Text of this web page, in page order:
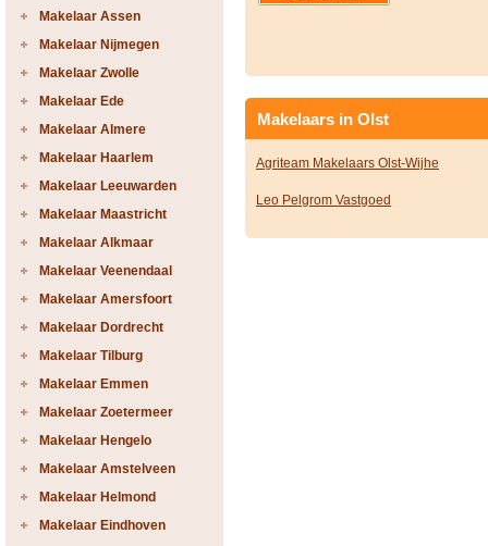
Makelaar Assen
Makelaar Nijmegen
Makelaar Zwolle
Makelaar Ede
Makelaar Almere
Makelaar Haarlem
Makelaar Leeuwarden
Makelaar Maastricht
Makelaar Alkmaar
Makelaar Veenendaal
Makelaar Amersfoort
Makelaar Dordrecht
Makelaar Tilburg
Makelaar Emmen
Makelaar Zoetermeer
Makelaar Hengelo
Makelaar Amstelveen
Makelaar Helmond
Makelaar Eindhoven
Makelaars in Olst
Agriteam Makelaars Olst-Wijhe
Leo Pelgrom Vastgoed